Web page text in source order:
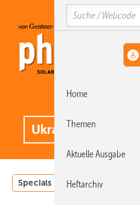
Hauptinhalt
Hauptmenü
SiteSearch
Specials Einstrahlungsatlas
Search
Home
Themen
Aktuelle Ausgabe
Heftarchiv